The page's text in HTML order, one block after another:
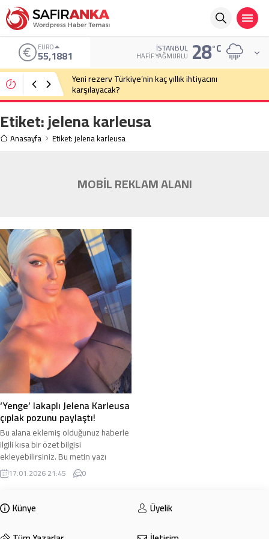
EURO
55,1881 İSTANBUL
HAFIF YAĞMURLU 28°C
Yeni rezerv Türkiye’nin kaç yıllık ihtiyacını
karşılayacak?
Etiket:jelena karleusa
Anasayfa Etiket: jelena karleusa
MOBİL REKLAM ALANI
‘Yenge’ lakaplı Jelena Karleusa
çıplak pozunu paylaştı!
Bu alana eklemiş olduğunuz haberle
ilgili kısa bir özet bilgisi
ekleyebilirsiniz. Bu metin yazı
düzenleme sayfasında “Özet”
bölümünden eklenebilir. Özet
olarak bu şekilde gösterilir,
eklenmemişse bu alan boş kalır.
17.01.2026 21:45 0
Künye
Üyelik